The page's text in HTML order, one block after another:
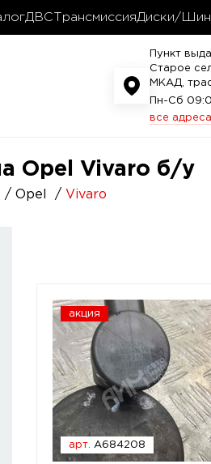
ДВС ТрансмиссияДиски/
Пункт
Старое
МКАД,
Пн-Сб
все адреса
Opel Vivaro б/у
Opel Vivaro
акция
арт. A684208